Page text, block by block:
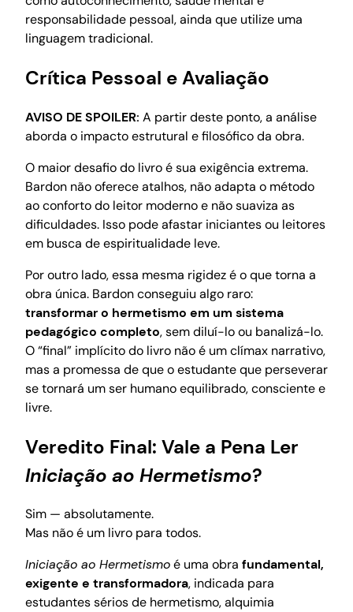
responsabilidade pessoal, ainda que utilize uma
linguagem tradicional.
Crítica Pessoal e Avaliação
AVISO DE SPOILER: A partir deste ponto, a análise
aborda o impacto estrutural e filosófico da obra.
O maior desafio do livro é sua exigência extrema.
Bardon não oferece atalhos, não adapta o método
ao conforto do leitor moderno e não suaviza as
dificuldades. Isso pode afastar iniciantes ou leitores
em busca de espiritualidade leve.
Por outro lado, essa mesma rigidez é o que torna a
obra única. Bardon conseguiu algo raro:
transformar o hermetismo em um sistema
pedagógico completo, sem diluí-lo ou banalizá-lo.
O “final” implícito do livro não é um clímax narrativo,
mas a promessa de que o estudante que perseverar
se tornará um ser humano equilibrado, consciente e
livre.
Veredito Final: Vale a Pena Ler
Iniciação ao Hermetismo?
Sim — absolutamente.
Mas não é um livro para todos.
Iniciação ao Hermetismoé uma obra fundamental,
exigente e transformadora, indicada para
estudantes sérios de hermetismo, alquimia